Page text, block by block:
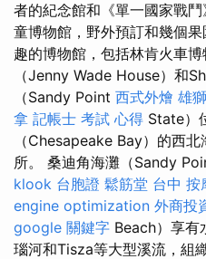
者的紀念館和《單一國家戰
童博物館，野外預訂和幾個
趣的博物館，包括林肯火車博
（Jenny Wade House）和
（Sandy Point 西式外燴 雄
拿 記帳士 考試 心得 State）
（Chesapeake Bay）的西
所。 桑迪角海灘（Sandy
klook 台胞證 鬆筋堂 台中 按
engine optimization 外商投
google 關鍵字 Beach）享有
瑙河和Tisza等大型溪流，組